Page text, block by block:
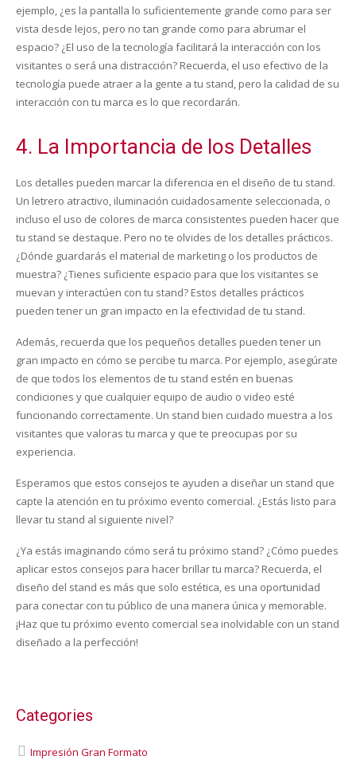
ejemplo, ¿es la pantalla lo suficientemente grande como para ser
vista desde lejos, pero no tan grande como para abrumar el
espacio? ¿El uso de la tecnología facilitará la interacción con los
visitantes o será una distracción? Recuerda, el uso efectivo de la
tecnología puede atraer a la gente a tu stand, pero la calidad de su
interacción con tu marca es lo que recordarán.
4. La Importancia de los Detalles
Los detalles pueden marcar la diferencia en el diseño de tu stand.
Un letrero atractivo, iluminación cuidadosamente seleccionada, o
incluso el uso de colores de marca consistentes pueden hacer que
tu stand se destaque. Pero no te olvides de los detalles prácticos.
¿Dónde guardarás el material de marketing o los productos de
muestra? ¿Tienes suficiente espacio para que los visitantes se
muevan y interactúen con tu stand? Estos detalles prácticos
pueden tener un gran impacto en la efectividad de tu stand.
Además, recuerda que los pequeños detalles pueden tener un
gran impacto en cómo se percibe tu marca. Por ejemplo, asegúrate
de que todos los elementos de tu stand estén en buenas
condiciones y que cualquier equipo de audio o video esté
funcionando correctamente. Un stand bien cuidado muestra a los
visitantes que valoras tu marca y que te preocupas por su
experiencia.
Esperamos que estos consejos te ayuden a diseñar un stand que
capte la atención en tu próximo evento comercial. ¿Estás listo para
llevar tu stand al siguiente nivel?
¿Ya estás imaginando cómo será tu próximo stand? ¿Cómo puedes
aplicar estos consejos para hacer brillar tu marca? Recuerda, el
diseño del stand es más que solo estética, es una oportunidad
para conectar con tu público de una manera única y memorable.
¡Haz que tu próximo evento comercial sea inolvidable con un stand
diseñado a la perfección!
Categories
Impresión Gran Formato